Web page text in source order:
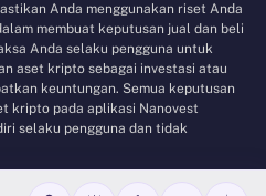
Anda menggunakan riset Anda
membuat keputusan jual dan beli
Anda selaku pengguna untuk
aset kripto sebagai investasi atau
keuntungan. Semua keputusan
kripto pada aplikasi Nanovest
selaku pengguna dan tidak